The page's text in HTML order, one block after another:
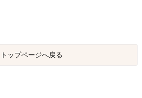
トップページへ戻る